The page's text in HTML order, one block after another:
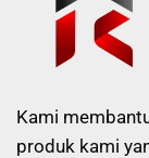
Kami
produk kami